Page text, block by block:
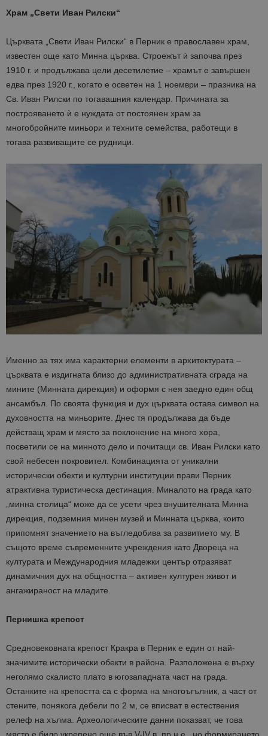
Храм „Свети Иван Рилски“
Църквата „Свети Иван Рилски“ в Перник е православен храм,
известен още като Минна църква. Строежът ѝ започва през
1910 г. и продължава цели десетилетие – храмът е завършен
едва през 1920 г., когато е осветен на 1 ноември – празника на
Св. Иван Рилски по тогавашния календар. Причината за
построяването ѝ е нуждата от постоянен храм за
многобройните миньори и техните семейства, работещи в
тогава развиващите се рудници.
Именно за тях има характерни елементи в архитектурата –
църквата е издигната близо до административната сграда на
мините (Минната дирекция) и оформя с нея заедно един общ
ансамбъл. По своята функция и дух църквата остава символ на
духовността на миньорите. Днес тя продължава да бъде
действащ храм и място за поклонение на много хора,
посветили се на минното дело и почитащи св. Иван Рилски като
свой небесен покровител. Комбинацията от уникални
исторически обекти и културни институции прави Перник
атрактивна туристическа дестинация. Миналото на града като
„минна столица“ може да се усети чрез внушителната Минна
дирекция, подземния минен музей и Минната църква, които
припомнят значението на въгледобива за развитието му. В
същото време съвременните учреждения като Двореца на
културата и Международния младежки център отразяват
динамичния дух на общността – активен културен живот и
ангажираност на младите.
Пернишка крепост
Средновековната крепост Кракра в Перник е един от най-
значимите исторически обекти в района. Разположена е върху
неголямо скалисто плато в югозападната част на града.
Останките на крепостта са с форма на многоъгълник, а част от
стените, понякога дебели по 2 м, се вписват в естествения
релеф на хълма. Археологическите данни показват, че това
Таргетиране
основната функционалност на уебсайта, като
потребителско влизане и управление на
акаунта. Уебсайтът не може да се използва
правилно без строго необходими бисквитки.
Доставчик/
Домейн
Валиден
до
cookie_notice_accepted
lisandraramos.com
bgtourism.bg
Име
Домейн
Валиден
Описание
is_visitor_unique
StatCounter
.statcounter.com
1 година
1 месец
Тази
се
е
уникален
помага за
на
цели.
is_unique
StatCounter
.statcounter.com
1 година
дали сте за
първи път
посетител.
_ga_B09EBBY8PY
.bgtourism.bg
1 година
1 месец
Тази
се
за
сесията.
_ga_WXPDN4HSCV
_ga_FK650GXHRZ
.bgtourism.bg
1 година
1 месец
се
.bgtourism.bg
1 месец
бисквитка
свързано с
Име
Доставчик/
Валиден
до
Описание
sc_is_visitor_unique
StatCounter
Ltd
.bgtourism.bg
1 година
1 месец
Използва се
за
съхраняване
Декларацията за
поверителност на Google